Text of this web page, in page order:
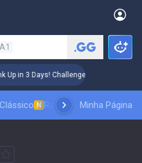
in 3 Days! Challenger Coaching
Clássico N Ranking de skins
Minha Página